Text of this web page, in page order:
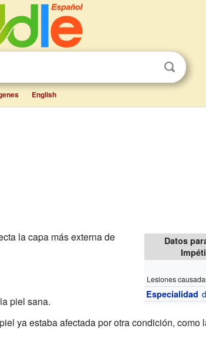
English
Datos
Lesiones
Especialidad
la capa más externa de
piel sana.
ya estaba afectada por otra condición, como